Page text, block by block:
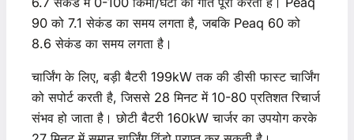
90 को 7.1 सेकंड का समय लगता है, जबकि Peaq 60 को
8.6 सेकंड का समय लगता है।
चार्जिंग के लिए, बड़ी बैटरी 199kW तक की डीसी फास्ट चार्जिंग
को सपोर्ट करती है, जिससे 28 मिनट में 10-80 प्रतिशत रिचार्ज
संभव हो जाता है। छोटी बैटरी 160kW चार्जर का उपयोग करके